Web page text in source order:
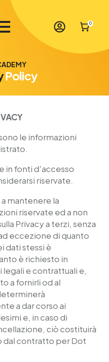
0
Policy
le informazioni
in fonti d'accesso
riservate.
mantenere la
riservate ed a non
Privacy a terzi, senza
eccezione di quanto
dati stessi è
è richiesto in
e contrattuali e,
a fornirli od al
a dar corso ai
e, in caso di
ciò costituirà
dal contratto per Dot